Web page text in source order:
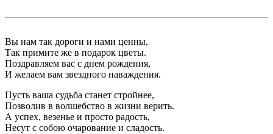
Вы нам так дороги и нами ценны,
Так примите же в подарок цветы.
Поздравляем вас с днем рождения,
И желаем вам звездного наваждения.
Пусть ваша судьба станет стройнее,
Позволив в волшебство в жизни верить.
А успех, везенье и просто радость,
Несут с собою очарование и сладость.